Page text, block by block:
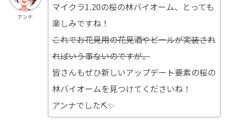
アンナ
マイクラ1.20の桜の林バイオーム、とっても
楽しみですね！
これでお花見用の花見酒やビールが実装され
ればいう事ないのですが。
皆さんもぜひ新しいアップデート要素の桜の
林バイオームを見つけてくださいね！
アンナでした⛏✨